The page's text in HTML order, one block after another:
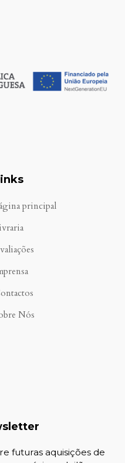
principal
Nós
futuras aquisições de